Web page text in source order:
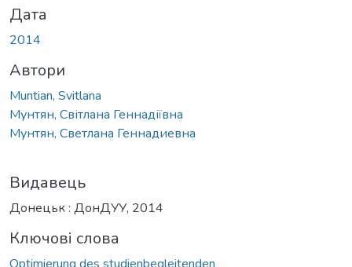
Дата
2014
Автори
Muntian, Svitlana
Мунтян, Світлана Геннадіївна
Мунтян, Светлана Геннадиевна
Видавець
Донецьк : ДонДУУ, 2014
Ключові слова